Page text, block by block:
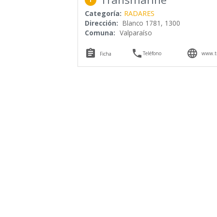
Categoría: RADARES
Dirección: Blanco 1781, 1300
Comuna: Valparaíso
 Ficha Teléfono 